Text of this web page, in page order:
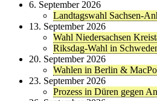
6. September 2026
Landtagswahl Sachsen-
13. September 2026
Wahl Niedersachsen
Riksdag-Wahl in
20. September 2026
Wahlen in Berlin &
23. September 2026
Prozess in Düren gegen